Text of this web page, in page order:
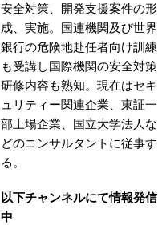
安全対策、開発支援案件の形
成、実施。国連機関及び世界
銀行の危険地赴任者向け訓練
も受講し国際機関の安全対策
研修内容も熟知。現在はセキ
ュリティー関連企業、東証一
部上場企業、国立大学法人な
どのコンサルタントに従事す
る。
以下チャンネルにて情報発信
中